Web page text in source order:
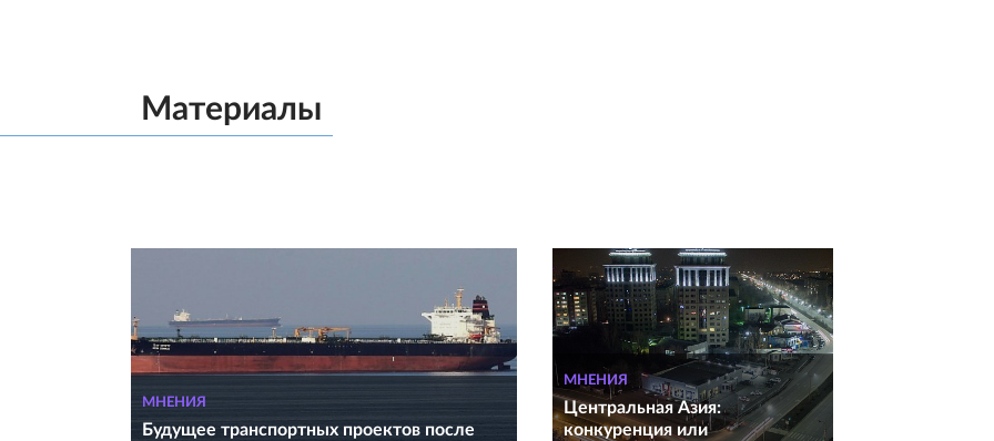
Материалы
МНЕНИЯ
Будущее транспортных проектов после
МНЕНИЯ
Центральная Азия:
конкуренция или